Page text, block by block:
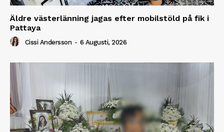
Äldre västerlänning jagas efter mobilstöld på fik i
Pattaya
Cissi Andersson - 6 Augusti, 2026